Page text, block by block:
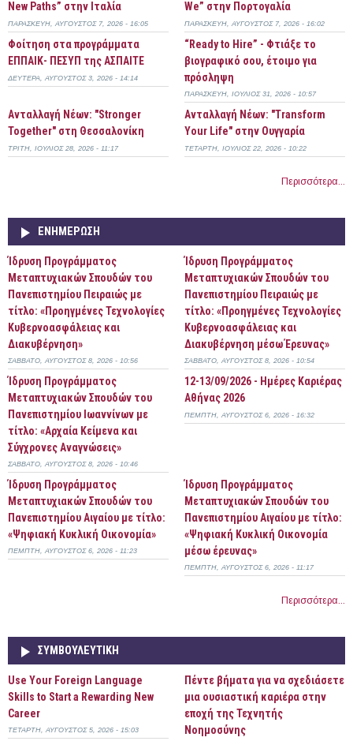
New Paths” στην Ιταλία
ΠΑΡΑΣΚΕΥΉ, ΑΎΓΟΥΣΤΟΣ 7, 2026 - 16:05
We” στην Πορτογαλία
ΠΑΡΑΣΚΕΥΉ, ΑΎΓΟΥΣΤΟΣ 7, 2026 - 16:02
Φοίτηση στα προγράμματα
ΕΠΠΑΙΚ- ΠΕΣΥΠ της ΑΣΠΑΙΤΕ
ΔΕΥΤΈΡΑ, ΑΎΓΟΥΣΤΟΣ 3, 2026 - 14:14
“Ready to Hire” - Φτιάξε το
βιογραφικό σου, έτοιμο για
πρόσληψη
ΠΑΡΑΣΚΕΥΉ, ΙΟΎΛΙΟΣ 31, 2026 - 10:57
Ανταλλαγή Νέων: "Stronger
Together" στη Θεσσαλονίκη
ΤΡΊΤΗ, ΙΟΎΛΙΟΣ 28, 2026 - 11:17
Ανταλλαγή Νέων: "Transform
Your Life" στην Ουγγαρία
ΤΕΤΆΡΤΗ, ΙΟΎΛΙΟΣ 22, 2026 - 10:22
Περισσότερα...
ΕΝΗΜΈΡΩΣΗ
Ίδρυση Προγράμματος
Μεταπτυχιακών Σπουδών του
Πανεπιστημίου Πειραιώς με
τίτλο: «Προηγμένες Τεχνολογίες
Κυβερνοασφάλειας και
Διακυβέρνηση»
ΣΆΒΒΑΤΟ, ΑΎΓΟΥΣΤΟΣ 8, 2026 - 10:56
Ίδρυση Προγράμματος
Μεταπτυχιακών Σπουδών του
Πανεπιστημίου Πειραιώς με
τίτλο: «Προηγμένες Τεχνολογίες
Κυβερνοασφάλειας και
Διακυβέρνηση μέσω Έρευνας»
ΣΆΒΒΑΤΟ, ΑΎΓΟΥΣΤΟΣ 8, 2026 - 10:54
Ίδρυση Προγράμματος
Μεταπτυχιακών Σπουδών του
Πανεπιστημίου Ιωαννίνων με
τίτλο: «Αρχαία Κείμενα και
Σύγχρονες Αναγνώσεις»
ΣΆΒΒΑΤΟ, ΑΎΓΟΥΣΤΟΣ 8, 2026 - 10:46
12-13/09/2026 - Ημέρες Καριέρας
Αθήνας 2026
ΠΈΜΠΤΗ, ΑΎΓΟΥΣΤΟΣ 6, 2026 - 16:32
Ίδρυση Προγράμματος
Μεταπτυχιακών Σπουδών του
Πανεπιστημίου Αιγαίου με τίτλο:
«Ψηφιακή Κυκλική Οικονομία»
ΠΈΜΠΤΗ, ΑΎΓΟΥΣΤΟΣ 6, 2026 - 11:23
Ίδρυση Προγράμματος
Μεταπτυχιακών Σπουδών του
Πανεπιστημίου Αιγαίου με τίτλο:
«Ψηφιακή Κυκλική Οικονομία
μέσω έρευνας»
ΠΈΜΠΤΗ, ΑΎΓΟΥΣΤΟΣ 6, 2026 - 11:17
Περισσότερα...
ΣΥΜΒΟΥΛΕΥΤΙΚΉ
Use Your Foreign Language
Skills to Start a Rewarding New
Career
ΤΕΤΆΡΤΗ, ΑΎΓΟΥΣΤΟΣ 5, 2026 - 15:03
Πέντε βήματα για να σχεδιάσετε
μια ουσιαστική καριέρα στην
εποχή της Τεχνητής
Νοημοσύνης